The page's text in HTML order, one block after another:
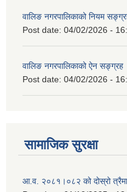
वालिङ नगरपालिकाको नियम
Post date: 04/02/2026 -
वालिङ नगरपालिकाको ऐन सङ्ग्रह
Post date: 04/02/2026 -
सामाजिक सुरक्षा
आ.व. २०८१।०८२ को दोस्रो